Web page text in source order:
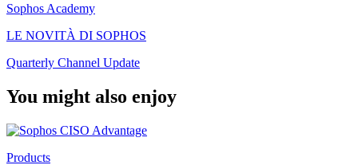
Sophos Academy
LE NOVITÀ DI SOPHOS
Quarterly Channel Update
You might also enjoy
Products